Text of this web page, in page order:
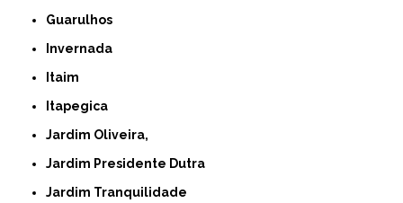
Guarulhos
Invernada
Itaim
Itapegica
Jardim Oliveira,
Jardim Presidente Dutra
Jardim Tranquilidade